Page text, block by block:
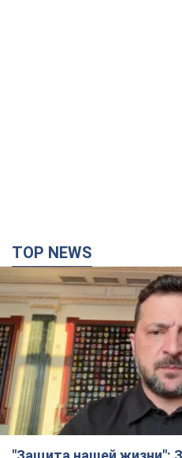
Видео
Европейские партнеры
проекту
2 часа назад 30,1 т.
"Балистика убивает
обсудить перехват
Украиной
Глава МИД Польши призвал
Украиной
3 часа назад 6,1 т.